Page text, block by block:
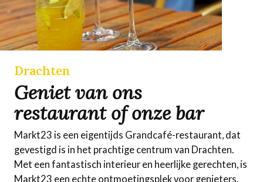
Drachten
Geniet van ons
restaurant of onze bar
Markt23 is een eigentijds Grandcafé-restaurant, dat
gevestigd is in het prachtige centrum van Drachten.
Met een fantastisch interieur en heerlijke gerechten, is
Markt23 een echte ontmoetingsplek voor genieters.